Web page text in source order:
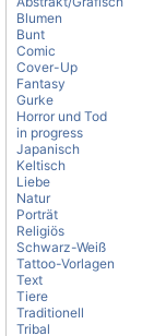
Blumen
Bunt
Comic
Cover-Up
Fantasy
Gurke
Horror und Tod
in progress
Japanisch
Keltisch
Liebe
Natur
Porträt
Religiös
Schwarz-Weiß
Tattoo-Vorlagen
Text
Tiere
Traditionell
Tribal